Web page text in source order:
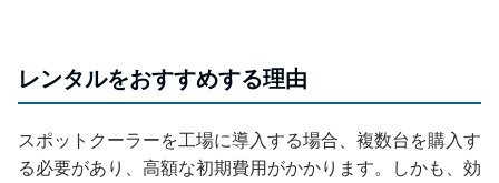
レンタルをおすすめする理由
スポットクーラーを工場に導入する場合、複数台を購入す
る必要があり、高額な初期費用がかかります。しかも、効